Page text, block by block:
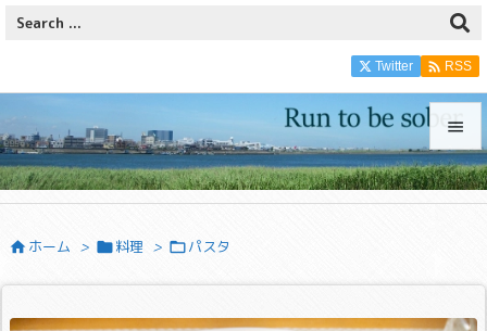



Twitter  RSS
 ホーム > 料理 > パスタ